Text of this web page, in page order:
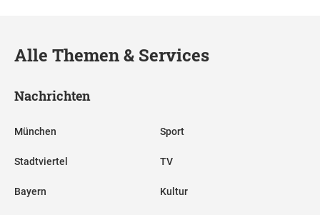
Alle Themen & Services
Nachrichten
München
Stadtviertel
Bayern
Sport
TV
Kultur